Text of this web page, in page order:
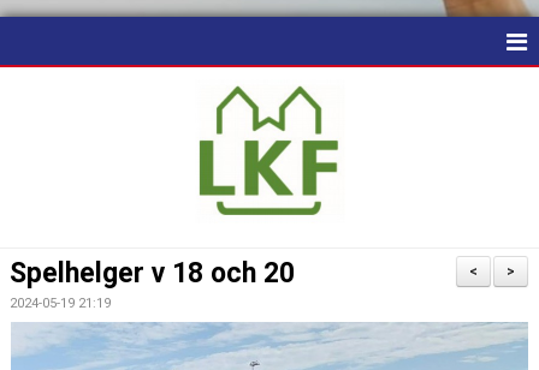
TRUPPEN
KONTAKT
>
<
Spelhelger v 18 och 20
2024-05-19 21:19